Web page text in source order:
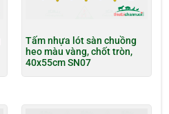
Tấm nhựa lót sàn chuồng
heo màu vàng, chốt tròn,
40x55cm SN07